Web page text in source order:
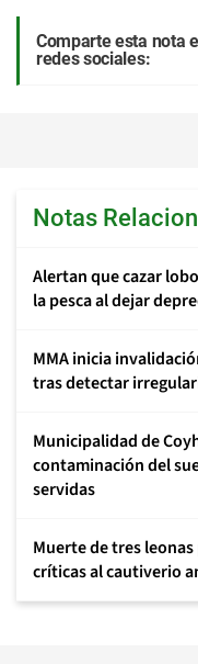
Comparte esta nota
redes sociales:
Notas
Alertan que cazar
la pesca al dejar
MMA inicia
tras detectar
Municipalidad de
contaminación del
servidas
Muerte de tres
críticas al cautiverio